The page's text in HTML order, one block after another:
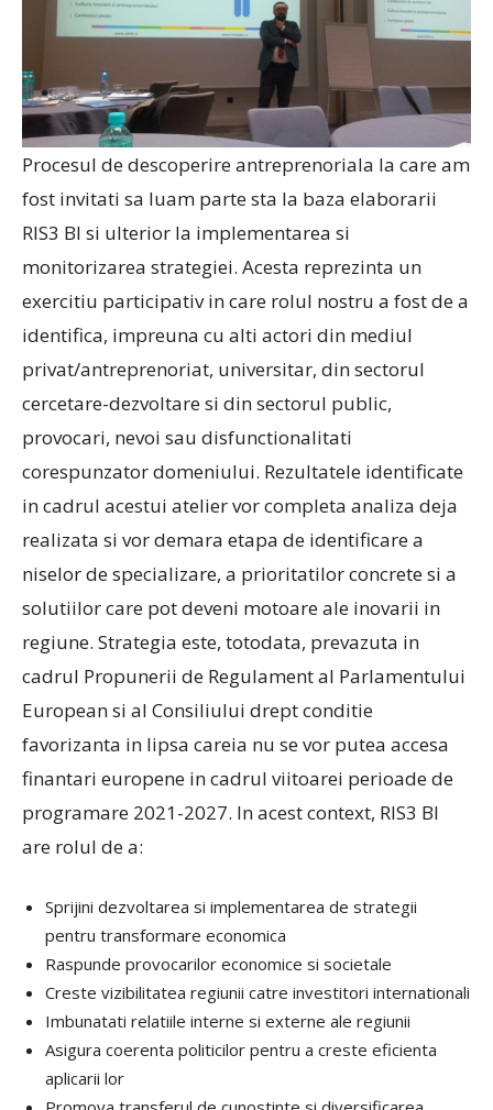
Procesul de descoperire antreprenoriala la care am
fost invitati sa luam parte sta la baza elaborarii
RIS3 BI si ulterior la implementarea si
monitorizarea strategiei. Acesta reprezinta un
exercitiu participativ in care rolul nostru a fost de a
identifica, impreuna cu alti actori din mediul
privat/antreprenoriat, universitar, din sectorul
cercetare-dezvoltare si din sectorul public,
provocari, nevoi sau disfunctionalitati
corespunzator domeniului. Rezultatele identificate
in cadrul acestui atelier vor completa analiza deja
realizata si vor demara etapa de identificare a
niselor de specializare, a prioritatilor concrete si a
solutiilor care pot deveni motoare ale inovarii in
regiune. Strategia este, totodata, prevazuta in
cadrul Propunerii de Regulament al Parlamentului
European si al Consiliului drept conditie
favorizanta in lipsa careia nu se vor putea accesa
finantari europene in cadrul viitoarei perioade de
programare 2021-2027. In acest context, RIS3 BI
are rolul de a:
Sprijini dezvoltarea si implementarea de strategii
pentru transformare economica
Raspunde provocarilor economice si societale
Creste vizibilitatea regiunii catre investitori internationali
Imbunatati relatiile interne si externe ale regiunii
Asigura coerenta politicilor pentru a creste eficienta
aplicarii lor